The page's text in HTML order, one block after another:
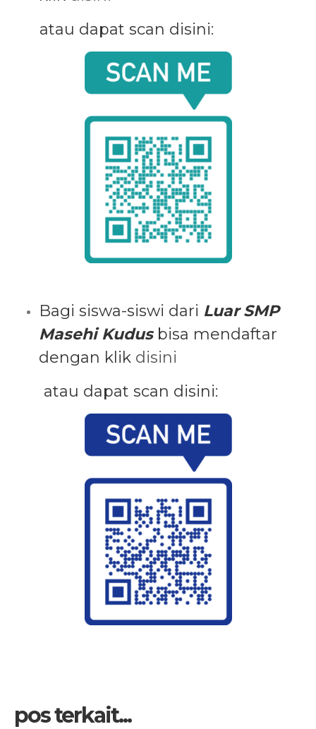
atau dapat scan disini:
Bagi siswa-siswi dari Luar SMP
Masehi Kudus bisa mendaftar
dengan klik disini
atau dapat scan disini:
pos terkait...